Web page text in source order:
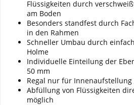
Flüssigkeiten durch
am Boden
Besonders standfest durch
in den Rahmen
Schneller Umbau durch
Holme
Individuelle Einteilung der
50 mm
Regal nur für Innenaufstellung
Abfüllung von Flüssigkeiten
möglich